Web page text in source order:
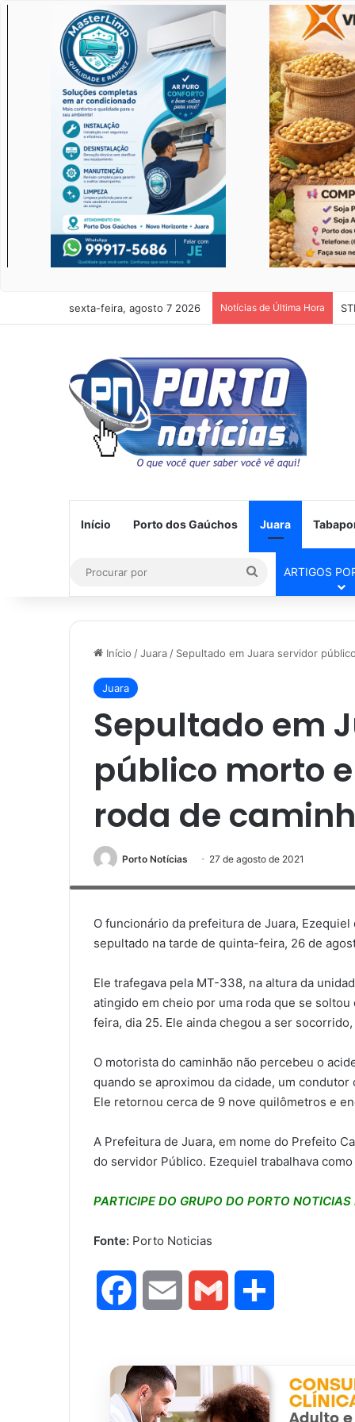
sexta-feira, agosto 7 2026 Notícias de Última Hora
Início Porto dos Gaúchos Juara
Procurar
por
ARTIGOS
Início /Juara / Sepultado em Juara servidor
Juara
Sepultado em
público morto
roda de
Porto Notícias 27 de agosto de 2021
O funcionário da prefeitura de Juara,
sepultado na tarde de quinta-feira, 26 de
Ele trafegava pela MT-338, na altura da
atingido em cheio por uma roda que se
feira, dia 25. Ele ainda chegou a ser
O motorista do caminhão não percebeu o
quando se aproximou da cidade, um
Ele retornou cerca de 9 nove quilômetros e
A Prefeitura de Juara, em nome do Prefeito
do servidor Público. Ezequiel trabalhava
PARTICIPE DO GRUPO DO PORTO
Fonte: Porto Noticias
c
e
a
i
a
i